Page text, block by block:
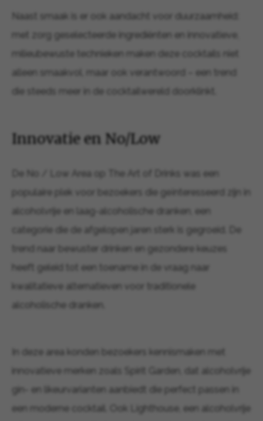
Naast smaak is er ook aandacht voor duurzaamheid:
met zorg geselecteerde ingrediënten en innovatieve,
milieubewuste technieken maken deze cocktails niet
alleen smaakvol, maar ook verantwoord – een trend
die steeds meer in de cocktailwereld doorklinkt.
Innovatie en No/Low
De No / Low Area op The Art of Drinks was een
populaire plek voor bezoekers die geïnteresseerd zijn in
alcoholvrije en laag-alcoholische dranken, een
categorie die de afgelopen jaren sterk is gegroeid. De
trend naar bewuster drinken en gezondere keuzes
heeft geleid tot een toename in de vraag naar
kwalitatieve alternatieven voor traditionele
alcoholische dranken.
In deze area konden bezoekers kennismaken met
innovatieve merken zoals Spirit Garden, dat alcoholvrije
gin- en likeurvarianten aanbiedt die perfect passen in
een moderne cocktail. Ook Lighthouse, een alcoholvrije